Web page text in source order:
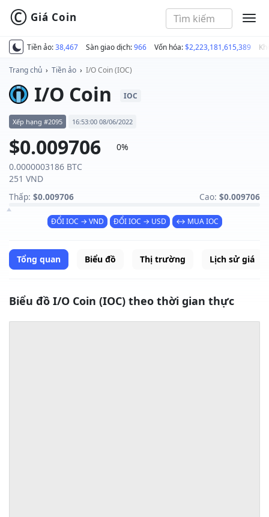
Tiền ảo:38,467 Sàn giao dịch:966 Vốn hóa:$2,223,181,615,389
© Giá Coin
Trang chủ › Tiền ảo › I/O Coin (IOC)
I/O Coin IOC
Xếp hạng #2095 16:53:00 08/06/2022
$0.009706
0%
0.0000003186 BTC
251 VND
Thấp: $0.009706 Cao: $0.009706
ĐỔI IOC → VND ĐỔI IOC → USD ↔ MUA IOC
Tổng quan Biểu đồ Thị trường Lịch sử giá
Biểu đồ I/O Coin (IOC) theo thời gian thực